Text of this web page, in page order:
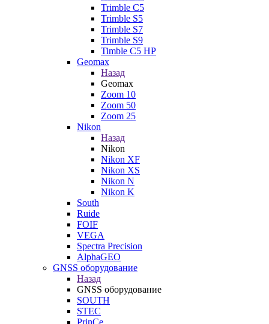
Trimble C5
Trimble S5
Trimble S7
Trimble S9
Timble C5 HP
Geomax
Назад
Geomax
Zoom 10
Zoom 50
Zoom 25
Nikon
Назад
Nikon
Nikon XF
Nikon XS
Nikon N
Nikon K
South
Ruide
FOIF
VEGA
Spectra Precision
AlphaGEO
GNSS оборудование
Назад
GNSS оборудование
SOUTH
STEC
PrinCe